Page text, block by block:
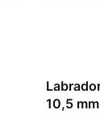
10,5 mm